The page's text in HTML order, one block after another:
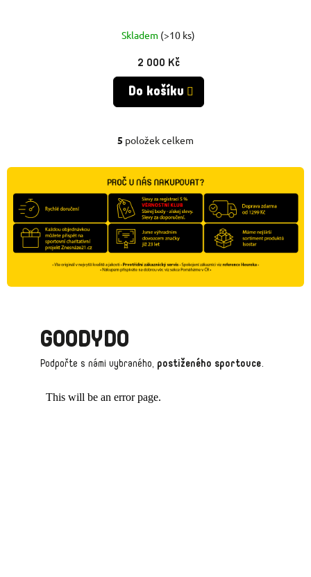
Skladem (>10 ks)
2 000 Kč
Do košíku
O
V
L
Á
D
A
C
R
K
5 položek celkem
GOODYDO
Podpořte s námi vybraného, postiženého sportovce.